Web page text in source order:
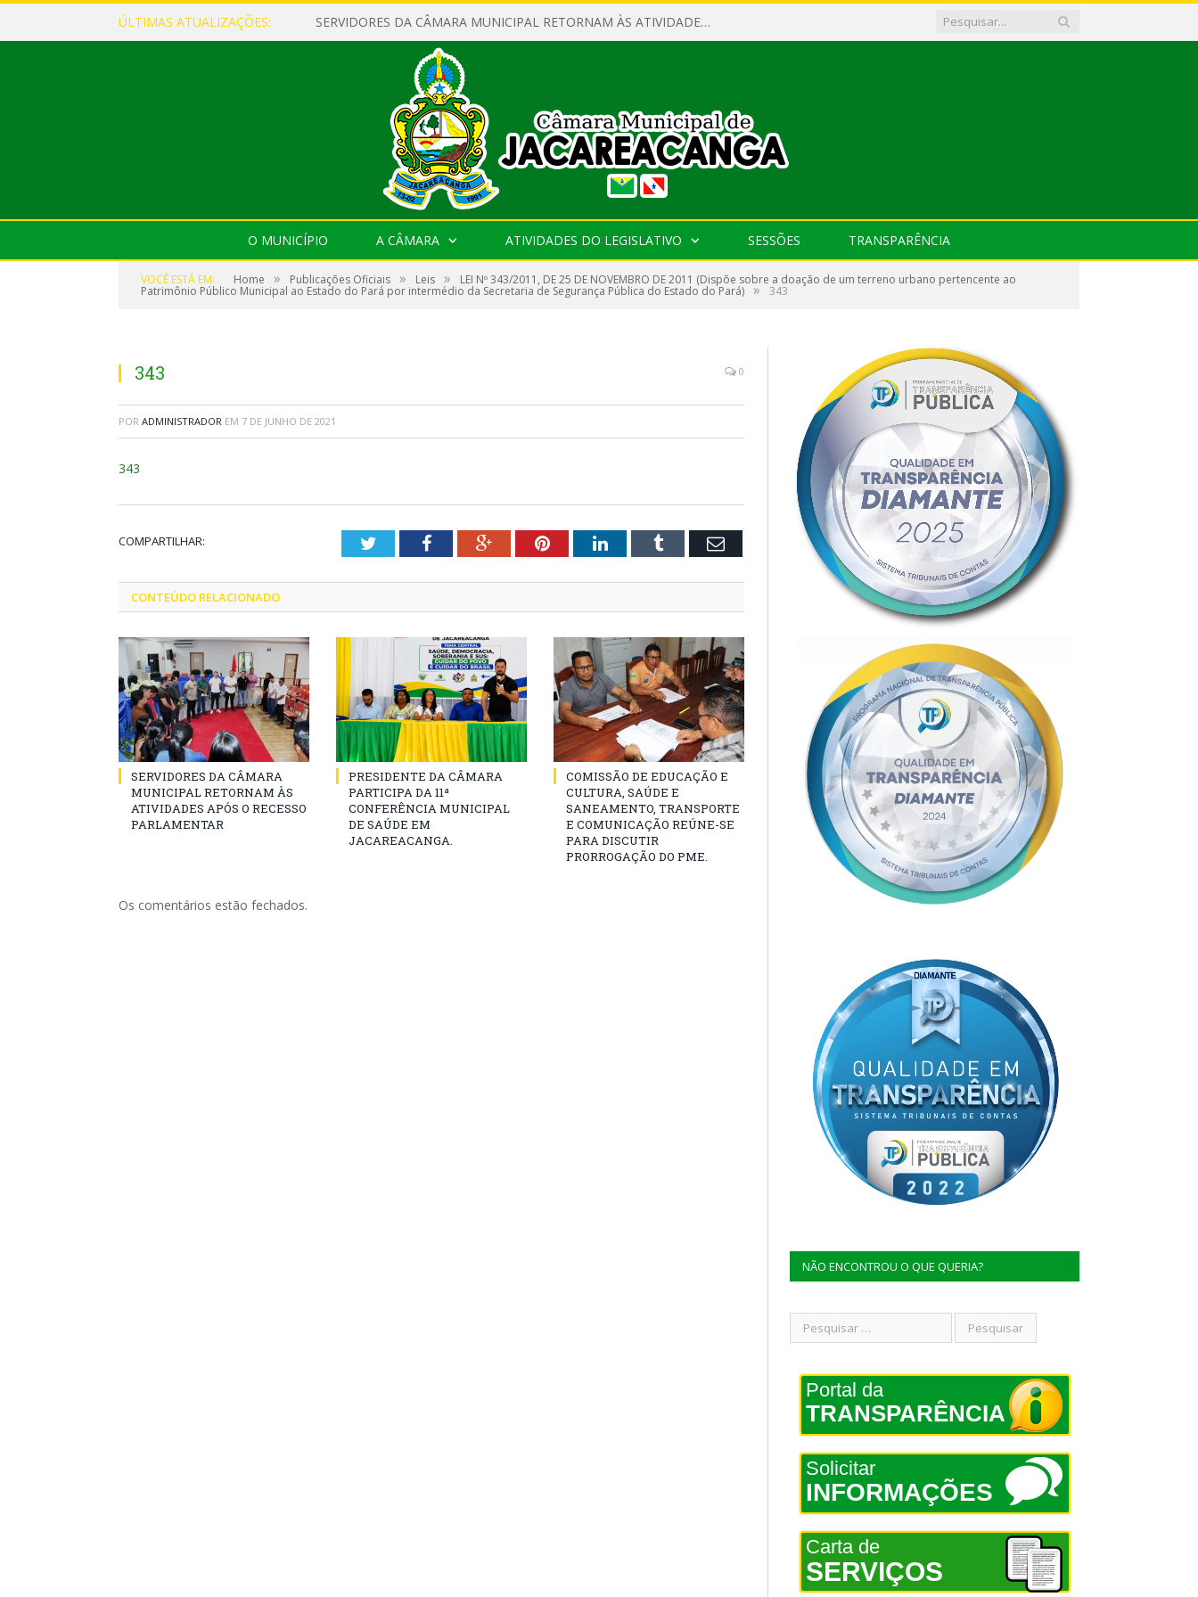
ÚLTIMAS ATUALIZAÇÕES: SERVIDORES DA CÂMARA MUNICIPAL RETORNAM ÀS ATIVIDADES APÓS O RECESSO PARLAMENTAR
O MUNICÍPIO A CÂMARA ATIVIDADES DO LEGISLATIVO SESSÕES TRANSPARÊNCIA
VOCÊ ESTÁ EM: Home » Publicações Oficiais » Leis » LEI Nº 343/2011, DE 25 DE NOVEMBRO DE 2011 (Dispõe sobre a doação de um terreno urbano pertencente ao
Patrimônio Público Municipal ao Estado do Pará por intermédio da Secretaria de Segurança Pública do Estado do Pará) » 343
343 0
POR ADMINISTRADOR EM 7 DE JUNHO DE 2021
343
COMPARTILHAR: TwitterFacebookGoogle+PinterestLinkedInTumblr Email
CONTEÚDO RELACIONADO
SERVIDORES DA CÂMARA
MUNICIPAL RETORNAM ÀS
ATIVIDADES APÓS O RECESSO
PARLAMENTAR
PRESIDENTE DA CÂMARA
PARTICIPA DA 11ª
CONFERÊNCIA MUNICIPAL
DE SAÚDE EM
JACAREACANGA.
COMISSÃO DE EDUCAÇÃO E
CULTURA, SAÚDE E
SANEAMENTO, TRANSPORTE
E COMUNICAÇÃO REÚNE-SE
PARA DISCUTIR
PRORROGAÇÃO DO PME.
Os comentários estão fechados.
NÃO ENCONTROU O QUE QUERIA?
Portal da
TRANSPARÊNCIA
Solicitar
INFORMAÇÕES
Carta de
SERVIÇOS